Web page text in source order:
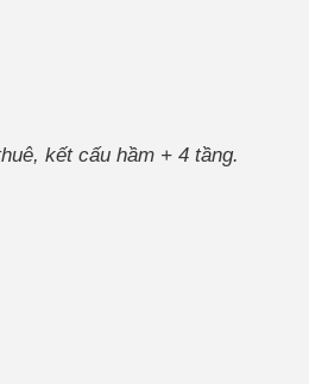
kết cấu hầm + 4 tầng.